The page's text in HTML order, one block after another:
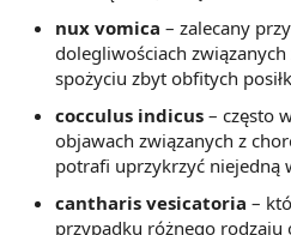
z brakiem dostępu do
Strony.
nux vomica – zalecany
dolegliwościach
spożyciu zbyt obfitych
cocculus indicus – często
objawach związanych z
potrafi uprzykrzyć niejedną
cantharis vesicatoria –
przypadku różnego rodzaju